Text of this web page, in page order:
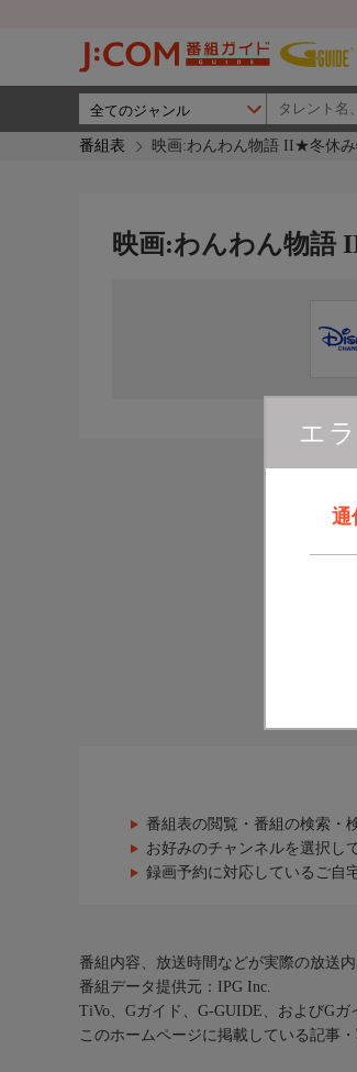
番組表 映画:わんわん物語 II★冬休み
エ
通
映画:わんわん物語
番組表の閲覧・番組の検索・
お好みのチャンネルを選択し
録画予約に対応しているご自
番組内容、放送時間などが実際の放送
番組データ提供元：IPG Inc.
TiVo、Gガイド、G-GUIDE、およびG
このホームページに掲載している記事